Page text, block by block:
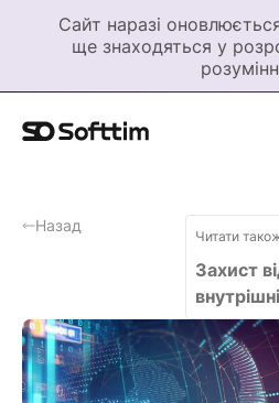
Сайт наразі
ще знаходяться у
Назад
Читати
Захист